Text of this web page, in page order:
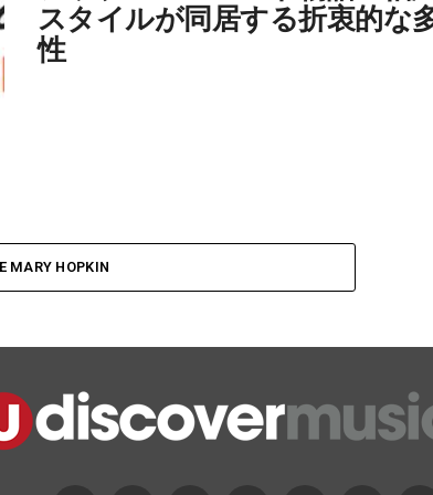
スタイルが同居する折衷的な
性
MARY HOPKIN